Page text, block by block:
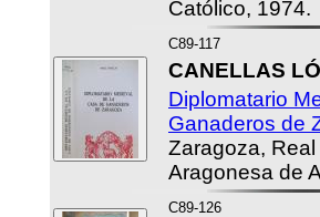
Católico, 1974.
C89-117
CANELLAS
Diplomatario
Ganaderos de
Zaragoza,
Aragonesa de
C89-126